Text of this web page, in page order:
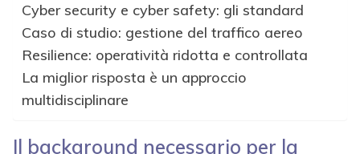
Cyber security e cyber safety: gli standard
Caso di studio: gestione del traffico aereo
Resilience: operatività ridotta e controllata
La miglior risposta è un approccio
multidisciplinare
Il background necessario per la